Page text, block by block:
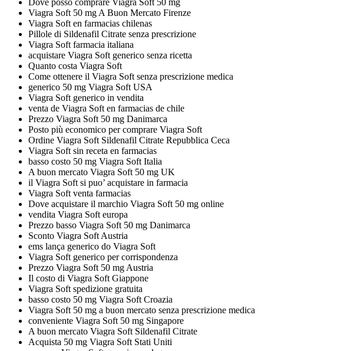
Viagra Soft 50 mg A Buon Mercato Firenze
Viagra Soft en farmacias chilenas
Pillole di Sildenafil Citrate senza prescrizione
Viagra Soft farmacia italiana
acquistare Viagra Soft generico senza ricetta
Quanto costa Viagra Soft
Come ottenere il Viagra Soft senza prescrizione medica
generico 50 mg Viagra Soft USA
Viagra Soft generico in vendita
venta de Viagra Soft en farmacias de chile
Prezzo Viagra Soft 50 mg Danimarca
Posto più economico per comprare Viagra Soft
Ordine Viagra Soft Sildenafil Citrate Repubblica Ceca
Viagra Soft sin receta en farmacias
basso costo 50 mg Viagra Soft Italia
A buon mercato Viagra Soft 50 mg UK
il Viagra Soft si puo’ acquistare in farmacia
Viagra Soft venta farmacias
Dove acquistare il marchio Viagra Soft 50 mg online
vendita Viagra Soft europa
Prezzo basso Viagra Soft 50 mg Danimarca
Sconto Viagra Soft Austria
ems lança generico do Viagra Soft
Viagra Soft generico per corrispondenza
Prezzo Viagra Soft 50 mg Austria
Il costo di Viagra Soft Giappone
Viagra Soft spedizione gratuita
basso costo 50 mg Viagra Soft Croazia
Viagra Soft 50 mg a buon mercato senza prescrizione medica
conveniente Viagra Soft 50 mg Singapore
A buon mercato Viagra Soft Sildenafil Citrate
Acquista 50 mg Viagra Soft Stati Uniti